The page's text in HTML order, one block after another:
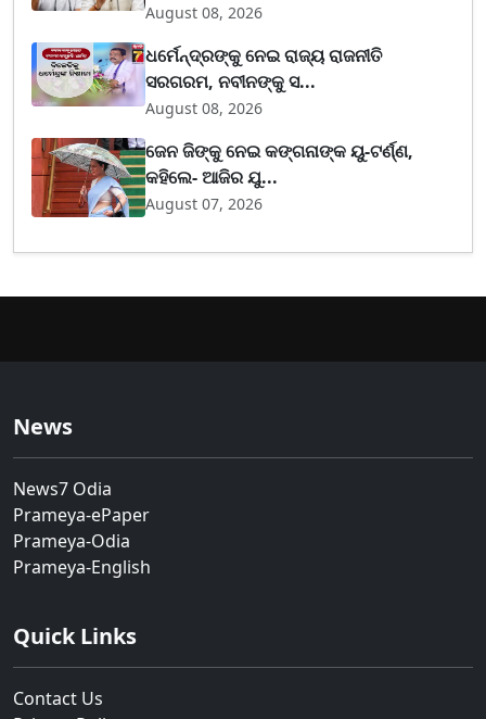
August 08, 2026
ଧର୍ମେନ୍ଦ୍ରଙ୍କୁ ନେଇ ରାଜ୍ୟ ରାଜନୀତି
ସରଗରମ, ନବୀନଙ୍କୁ ସ...
August 08, 2026
ଜେନ ଜିଙ୍କୁ ନେଇ କଙ୍ଗନାଙ୍କ ୟୁ-ଟର୍ଣ୍ଣ,
କହିଲେ- ଆଜିର ଯୁ...
August 07, 2026
News
News7 Odia
Prameya-ePaper
Prameya-Odia
Prameya-English
Quick Links
Contact Us